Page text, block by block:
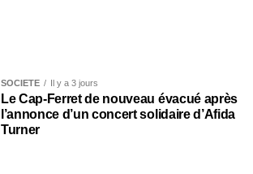
SOCIÉTÉ Il y a 3 jours
Le Cap-Ferret de nouveau évacué après
l’annonce d’un concert solidaire d’Afida
Turner